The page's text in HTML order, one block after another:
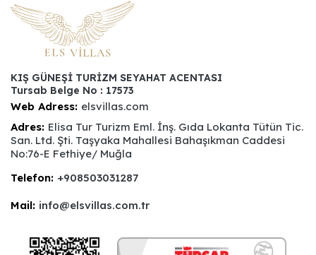
KIŞ GÜNEŞİ TURİZM SEYAHAT ACENTASI
Tursab Belge No : 17573
Web Adress: elsvillas.com
Adres: Elisa Tur Turizm Eml. İnş. Gıda Lokanta Tütün Tic.
San. Ltd. Şti. Taşyaka Mahallesi Bahaşıkman Caddesi
No:76-E Fethiye/ Muğla
Telefon: +908503031287
Mail: info@elsvillas.com.tr